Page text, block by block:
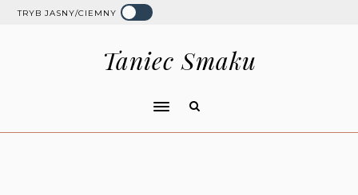
TRYB JASNY/CIEMNY
Taniec Smaku